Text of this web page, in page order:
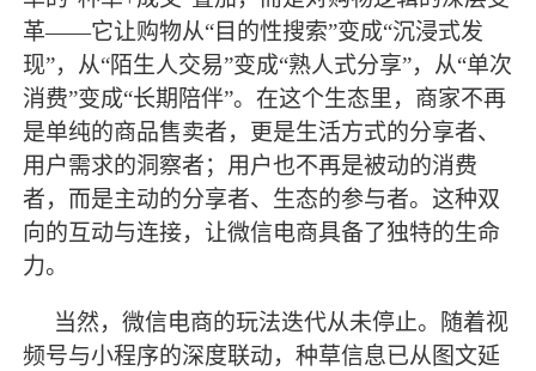
革——它让购物从“目的性搜索”变成“沉浸式发
现”，从“陌生人交易”变成“熟人式分享”，从“单次
消费”变成“长期陪伴”。在这个生态里，商家不再
是单纯的商品售卖者，更是生活方式的分享者、
用户需求的洞察者；用户也不再是被动的消费
者，而是主动的分享者、生态的参与者。这种双
向的互动与连接，让微信电商具备了独特的生命
力。
当然，微信电商的玩法迭代从未停止。随着视
频号与小程序的深度联动，种草信息已从图文延